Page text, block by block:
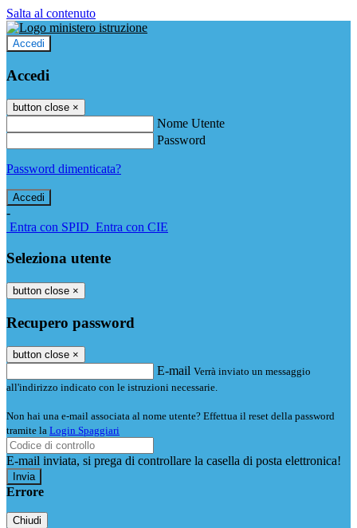
Salta al contenuto
Accedi
Accedi
button close ×
Nome Utente
Password
Password dimenticata?
-
Entra con SPID Entra con CIE
Seleziona utente
button close ×
Recupero password
button close ×
E-mail Verrà inviato un messaggio
all'indirizzo indicato con le istruzioni necessarie.
Non hai una e-mail associata al nome utente? Effettua il reset della password
tramite la Login Spaggiari
E-mail inviata, si prega di controllare la casella di posta elettronica!
Errore
Chiudi